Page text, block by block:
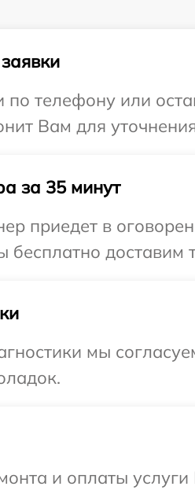
телефону или
Вам для
за 35 минут
приедет в
бесплатно доставим
мы
и оплаты